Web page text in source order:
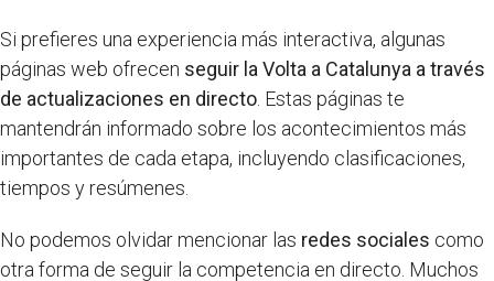
Si prefieres una experiencia más interactiva, algunas
páginas web ofrecen seguir la Volta a Catalunya a través
de actualizaciones en directo . Estas páginas te
mantendrán informado sobre los acontecimientos más
importantes de cada etapa, incluyendo clasificaciones,
tiempos y resúmenes.
No podemos olvidar mencionar las redes sociales como
otra forma de seguir la competencia en directo. Muchos